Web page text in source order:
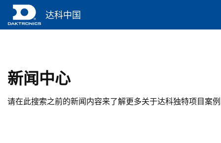
达科中国
新闻中心
请在此搜索之前的新闻内容来了解更多关于达科独特项目案